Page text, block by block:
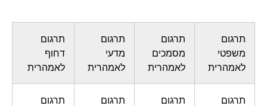
תרגום
משפטי
לאמהרית
תרגום
מסמכים
לאמהרית
תרגום
מדעי
לאמהרית
תרגום
דחוף
לאמהרית
תרגום
תרגום
תרגום
תרגום